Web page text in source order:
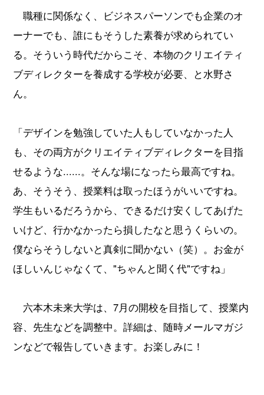
職種に関係なく、ビジネスパーソンでも企業のオ
ーナーでも、誰にもそうした素養が求められてい
る。そういう時代だからこそ、本物のクリエイティ
ブディレクターを養成する学校が必要、と水野さ
ん。
「デザインを勉強していた人もしていなかった人
も、その両方がクリエイティブディレクターを目指
せるような......。そんな場になったら最高ですね。
あ、そうそう、授業料は取ったほうがいいですね。
学生もいるだろうから、できるだけ安くしてあげた
いけど、行かなかったら損したなと思うくらいの。
僕ならそうしないと真剣に聞かない（笑）。お金が
ほしいんじゃなくて、"ちゃんと聞く代"ですね」
六本木未来大学は、7月の開校を目指して、授業内
容、先生などを調整中。詳細は、随時メールマガジ
ンなどで報告していきます。お楽しみに！